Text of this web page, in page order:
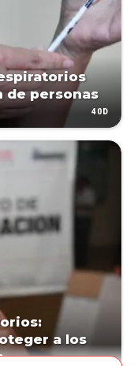
de personas
40D
a los